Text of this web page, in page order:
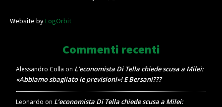
Website byLogOrbit
Commenti recenti
Alessandro Colla on L’economista Di Tella chiede scusa a Milei:
«Abbiamo sbagliato le previsioni»! E Bersani???
Leonardo on L’economista Di Tella chiede scusa a Milei: